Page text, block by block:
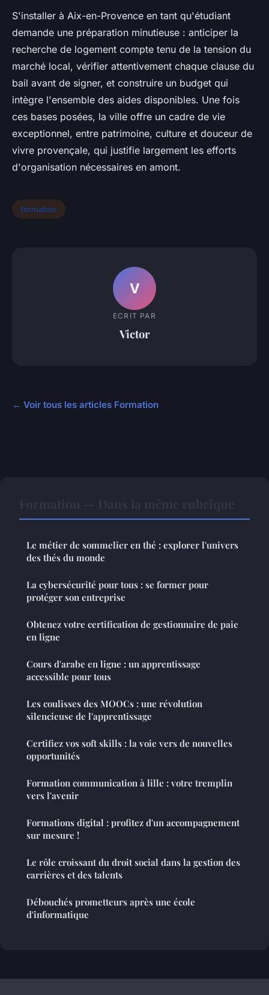
S'installer à Aix-en-Provence en tant qu'étudiant
demande une préparation minutieuse : anticiper la
recherche de logement compte tenu de la tension du
marché local, vérifier attentivement chaque clause du
bail avant de signer, et construire un budget qui
intègre l'ensemble des aides disponibles. Une fois
ces bases posées, la ville offre un cadre de vie
exceptionnel, entre patrimoine, culture et douceur de
vivre provençale, qui justifie largement les efforts
d'organisation nécessaires en amont.
formation
V
ECRIT PAR
Victor
← Voir tous les articles Formation
Le métier de sommelier en thé : explorer l'univers
des thés du monde
La cybersécurité pour tous : se former pour
protéger son entreprise
Obtenez votre certification de gestionnaire de paie
en ligne
Cours d'arabe en ligne : un apprentissage
accessible pour tous
Les coulisses des MOOCs : une révolution
silencieuse de l'apprentissage
Certifiez vos soft skills : la voie vers de nouvelles
opportunités
Formation communication à lille : votre tremplin
vers l'avenir
Formations digital : profitez d'un accompagnement
sur mesure !
Le rôle croissant du droit social dans la gestion des
carrières et des talents
Débouchés prometteurs après une école
d'informatique